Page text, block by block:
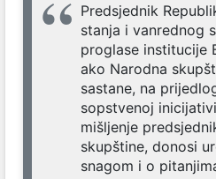
Predsjednik
stanja i vanrednog
proglase institucije
ako Narodna
sastane, na
sopstvenoj
mišljenje
skupštine, donosi
snagom i o